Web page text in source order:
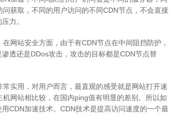
获取，不同的用户访问的不同CDN节点，不会直接
力。
网站安全方面，由于有CDN节点在中间阻挡防护，
透还是DDos攻击，攻击的目标都是CDN节点替
实用，对用户而言，最直观的感受就是网站打开速
网站相比较，在国内ping值有明显的差别。所以如
CDN加速技术。CDN技术是提高访问速度的一个最